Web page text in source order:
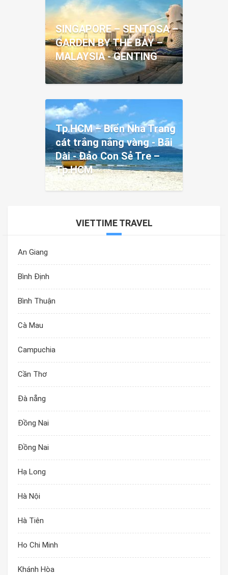
SINGAPORE – SENTOSA –
GARDEN BY THE BAY –
MALAYSIA - GENTING
Tp.HCM – Biển Nha Trang
cát trắng nắng vàng - Bãi
Dài - Đảo Con Sẻ Tre –
Tp.HCM
VIETTIME TRAVEL
An Giang
Bình Định
Bình Thuận
Cà Mau
Campuchia
Cần Thơ
Đà nẵng
Đồng Nai
Đồng Nai
Hạ Long
Hà Nội
Hà Tiên
Ho Chi Minh
Khánh Hòa